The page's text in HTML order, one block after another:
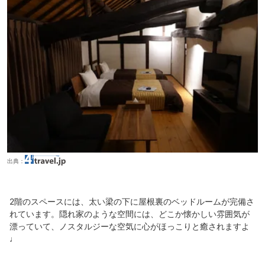
出典：
2階のスペースには、太い梁の下に屋根裏のベッドルームが完備さ
れています。隠れ家のような空間には、どこか懐かしい雰囲気が
漂っていて、ノスタルジーな空気に心がほっこりと癒されますよ
♩